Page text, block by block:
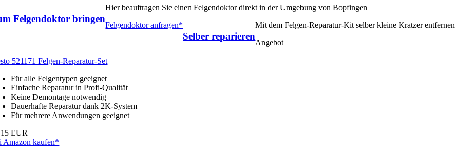
Felgendoktor bringen
Hier beauftragen Sie einen Felgendoktor direkt in der Umgebung von Bopfingen
Felgendoktor anfragen*
Selber reparieren
Mit dem Felgen-Reparatur-Kit selber kleine Kratzer entfernen
Angebot
521171 Felgen-Reparatur-Set
Für alle Felgentypen geeignet
Einfache Reparatur in Profi-Qualität
Keine Demontage notwendig
Dauerhafte Reparatur dank 2K-System
Für mehrere Anwendungen geeignet
EUR
Amazon kaufen*